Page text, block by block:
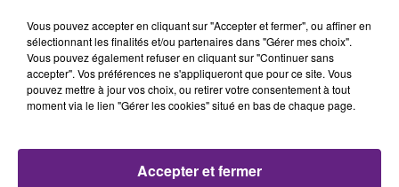
Publié : 20 mars 2019 à 15h45 par la rédaction
Vous pouvez accepter en cliquant sur "Accepter et fermer", ou affiner en
sélectionnant les finalités et/ou partenaires dans "Gérer mes choix".
Vous pouvez également refuser en cliquant sur "Continuer sans
accepter". Vos préférences ne s'appliqueront que pour ce site. Vous
pouvez mettre à jour vos choix, ou retirer votre consentement à tout
moment via le lien "Gérer les cookies" situé en bas de chaque page.
Accepter et fermer